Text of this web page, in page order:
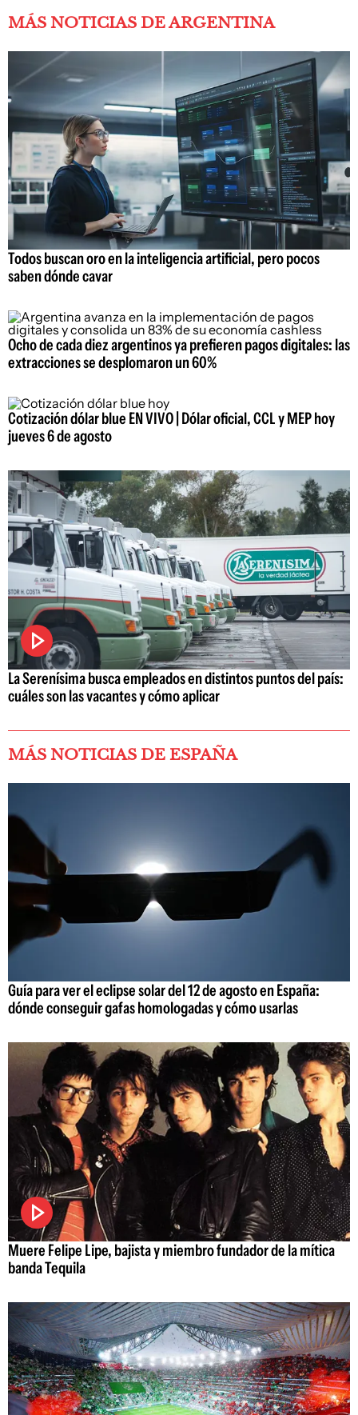
MÁS NOTICIAS DE ARGENTINA
Todos buscan oro en la inteligencia artificial, pero pocos
saben dónde cavar
Ocho de cada diez argentinos ya prefieren pagos digitales: las
extracciones se desplomaron un 60%
Cotización dólar blue EN VIVO | Dólar oficial, CCL y MEP hoy
jueves 6 de agosto
La Serenísima busca empleados en distintos puntos del país:
cuáles son las vacantes y cómo aplicar
MÁS NOTICIAS DE ESPAÑA
Guía para ver el eclipse solar del 12 de agosto en España:
dónde conseguir gafas homologadas y cómo usarlas
Muere Felipe Lipe, bajista y miembro fundador de la mítica
banda Tequila